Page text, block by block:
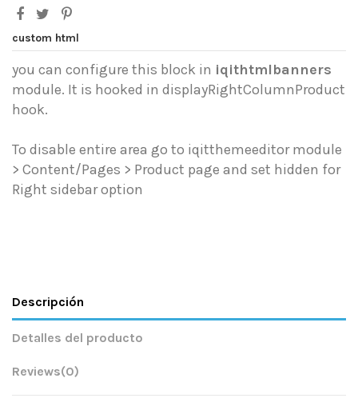
custom html
you can configure this block in iqithtmlbanners
module. It is hooked in displayRightColumnProduct
hook.
To disable entire area go to iqitthemeeditor module
> Content/Pages > Product page and set hidden for
Right sidebar option
Descripción
Detalles del producto
Reviews(0)